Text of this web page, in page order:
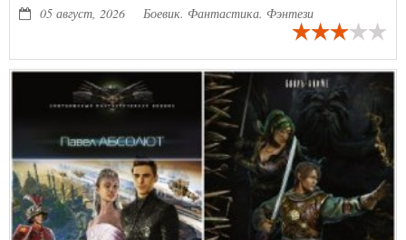
него много вопросов, на которые он не получает ответы.
05 август, 2026 Боевик. Фантастика. Фэнтези